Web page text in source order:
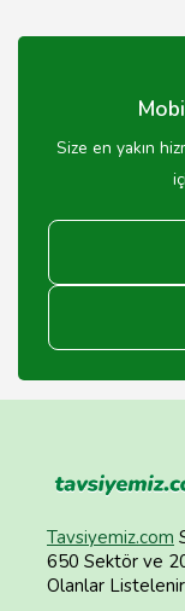
Size en yakın
Tavsiyemiz.com
650 Sektör ve
Olanlar Listelenir.